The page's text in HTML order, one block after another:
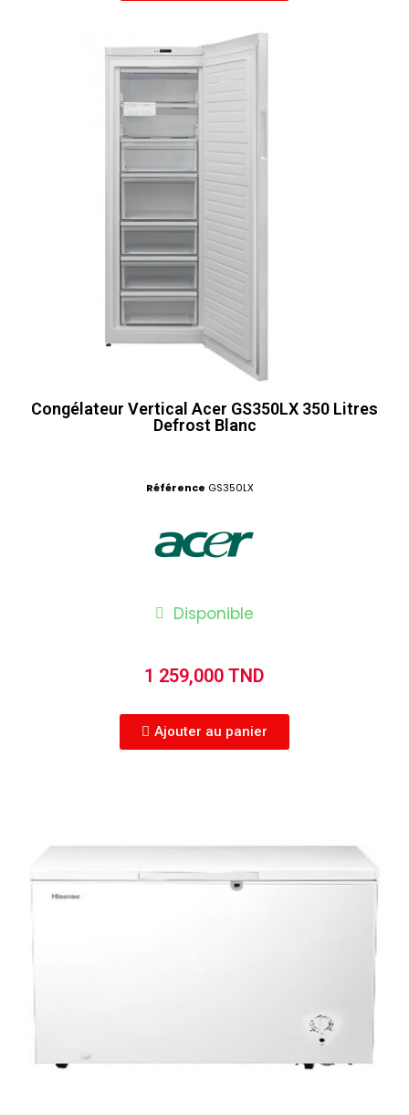
Congélateur Vertical Acer GS350LX 350 Litres
Defrost Blanc
Référence GS350LX
Disponible
1 259,000 TND
Ajouter au panier